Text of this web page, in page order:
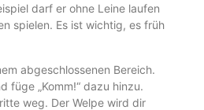
darf er ohne Leine laufen
spielen. Es ist wichtig, es früh
abgeschlossenen Bereich.
füge „Komm!“ dazu hinzu.
weg. Der Welpe wird dir